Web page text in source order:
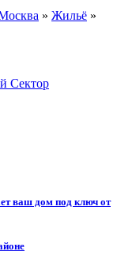
» Жильё »
Сектор
ваш дом под ключ от